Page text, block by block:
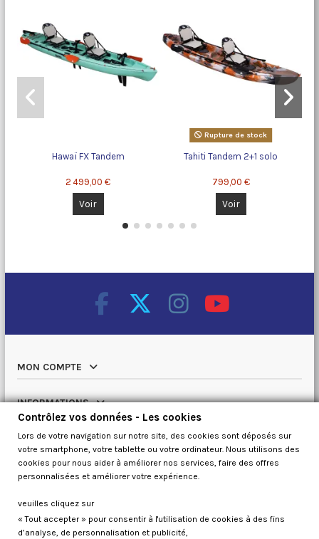
Hawaï FX Tandem
2 499,00 €
Voir
Rupture de stock
Tahiti Tandem 2+1 solo
799,00 €
Voir
MON COMPTE
INFORMATIONS
NOTRE CATALOGUE
QUI SOMMES NOUS
Contrôlez vos données
Contrôlez vos données - Les cookies
Lors de votre navigation sur notre site, des cookies sont déposés sur
votre smartphone, votre tablette ou votre ordinateur. Nous utilisons des
cookies pour nous aider à améliorer nos services, faire des offres
personnalisées et améliorer votre expérience.
veuilles cliquez sur
« Tout accepter » pour consentir à l'utilisation de cookies à des fins
d’analyse, de personnalisation et publicité,